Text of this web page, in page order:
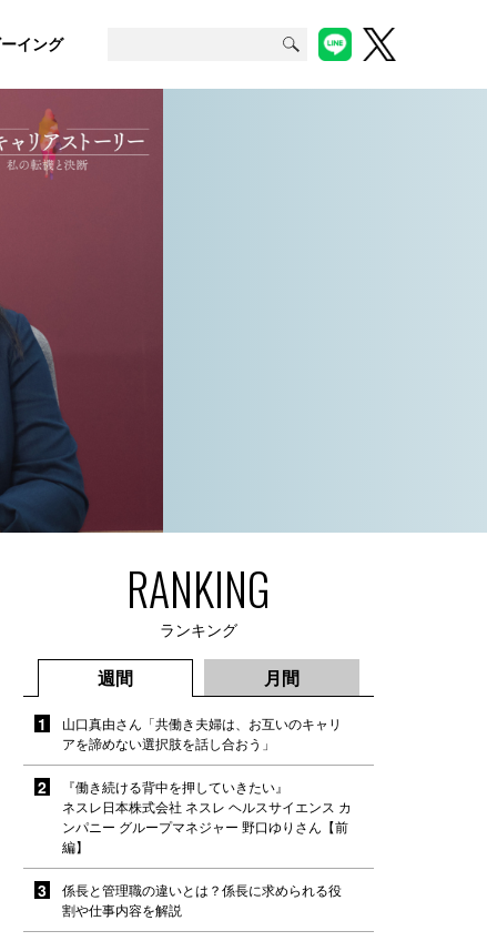
イング
RANKING
ランキング
週間 月間
山口真由さん「共働き夫婦は、お互いのキャリ
アを諦めない選択肢を話し合おう」
『働き続ける背中を押していきたい』
ネスレ日本株式会社 ネスレ ヘルスサイエンス カ
ンパニー グループマネジャー 野口ゆりさん【前
編】
係長と管理職の違いとは？係長に求められる役
割や仕事内容を解説